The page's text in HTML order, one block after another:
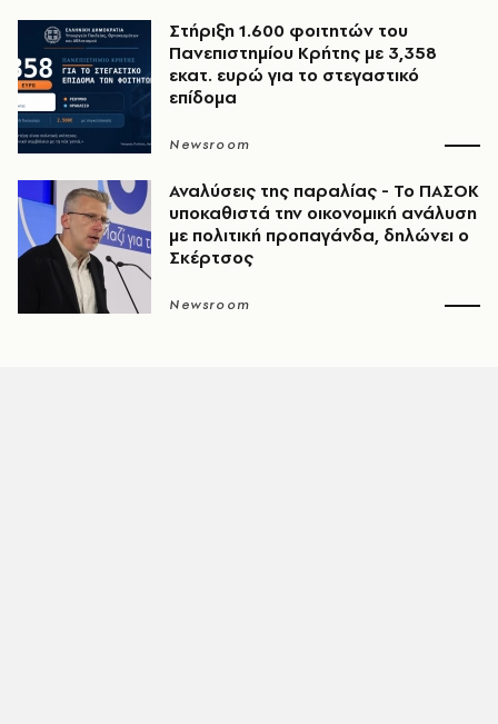
Στήριξη 1.600 φοιτητών του
Πανεπιστημίου Κρήτης με 3,358
εκατ. ευρώ για το στεγαστικό
επίδομα
Newsroom
Αναλύσεις της παραλίας - Το ΠΑΣΟΚ
υποκαθιστά την οικονομική ανάλυση
με πολιτική προπαγάνδα, δηλώνει ο
Σκέρτσος
Newsroom